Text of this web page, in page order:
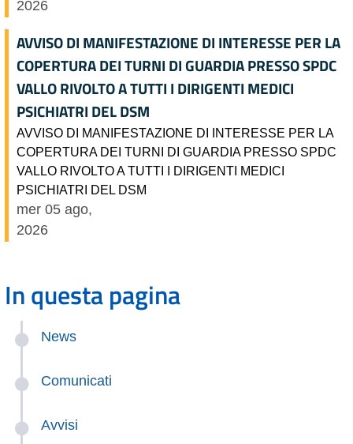
2026
AVVISO DI MANIFESTAZIONE DI INTERESSE PER LA
COPERTURA DEI TURNI DI GUARDIA PRESSO SPDC
VALLO RIVOLTO A TUTTI I DIRIGENTI MEDICI
PSICHIATRI DEL DSM
AVVISO DI MANIFESTAZIONE DI INTERESSE PER LA
COPERTURA DEI TURNI DI GUARDIA PRESSO SPDC
VALLO RIVOLTO A TUTTI I DIRIGENTI MEDICI
PSICHIATRI DEL DSM
mer 05 ago,
2026
In questa pagina
News
Comunicati
Avvisi